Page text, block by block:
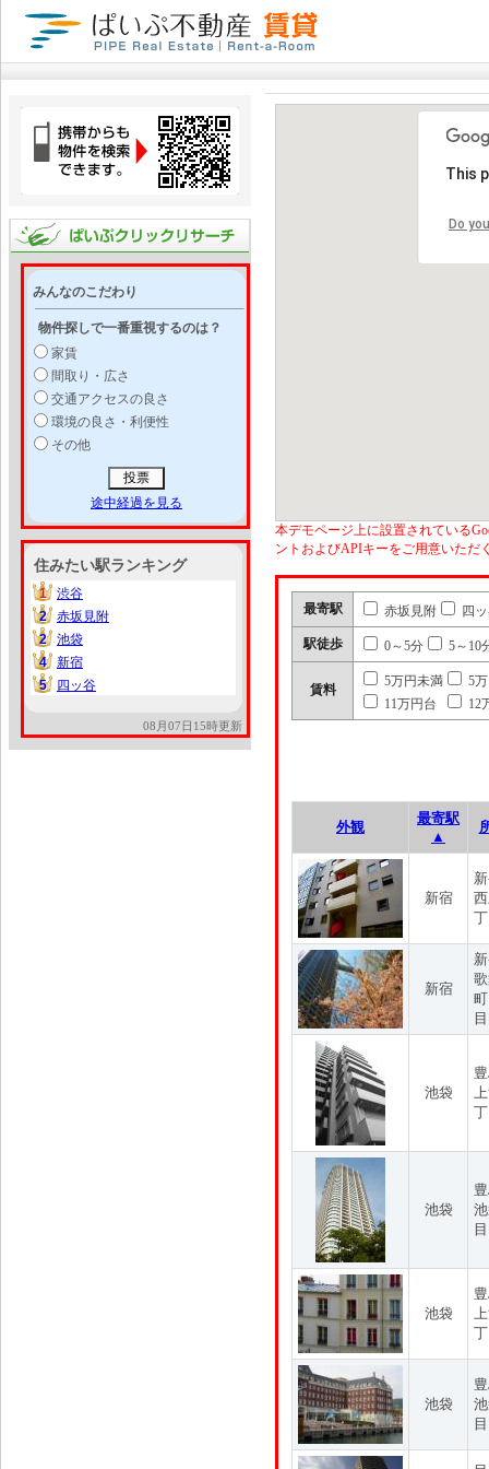
みんなのこだわり
物件探しで一番重視するのは？
家賃
間取り・広さ
交通アクセスの良さ
環境の良さ・利便性
その他
途中経過を見る
住みたい駅ランキング
1
1
渋谷
2
2
赤坂見附
2
2
池袋
4
4
新宿
5
5 四ッ谷
08月07日15時更新
This
Do
本デモページ上に設置されている
ントおよびAPIキーをご用意いただ
最寄駅 赤坂見附 四
駅徒歩 0～5分 5～10
賃料
5万円未満
5
11万円台
12
外観
最寄駅
▲
新宿
新宿
目
池袋
池袋
目
池袋
池袋